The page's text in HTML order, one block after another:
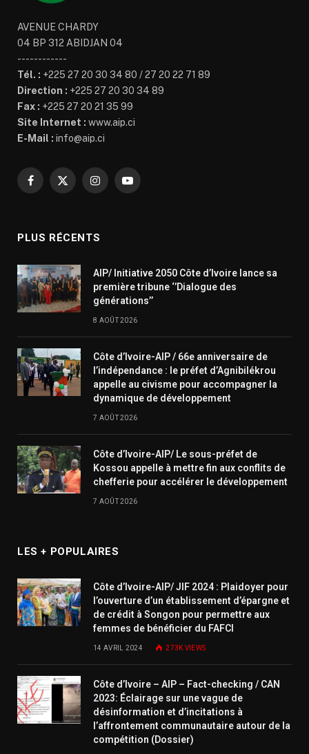
AVENUE CHARDY
04 BP 312 ABIDJAN 04
------------
Tél. : +225 27 20 30 34 80 / 27 20 22 71 89
Direction : +225 27 20 30 34 89
Fax : +225 27 20 21 35 99
Site Internet : www.aip.ci
E-Mail : info@aip.ci
Facebook
X
InstagramYouTube
PLUS RÉCENTS
AIP/ Initiative 2050 Côte d’Ivoire lance sa
première tribune ‘’Dialogue des
générations’’
8 AOÛT 2026
Côte d’Ivoire-AIP / 66e anniversaire de
l’indépendance : le préfet d’Agnibilékrou
appelle au civisme pour accompagner la
dynamique de développement
7 AOÛT 2026
Côte d’Ivoire-AIP/ Le sous-préfet de
Kossou appelle à mettre fin aux conflits de
chefferie pour accélérer le développement
7 AOÛT 2026
LES + POPULAIRES
Côte d’Ivoire-AIP/ JIF 2024 : Plaidoyer pour
l’ouverture d’un établissement d’épargne et
de crédit à Songon pour permettre aux
femmes de bénéficier du FAFCI
14 AVRIL 2024 273K VIEWS
Côte d’Ivoire – AIP – Fact-checking / CAN
2023: Éclairage sur une vague de
désinformation et d’incitations à
l’affrontement communautaire autour de la
compétition (Dossier)